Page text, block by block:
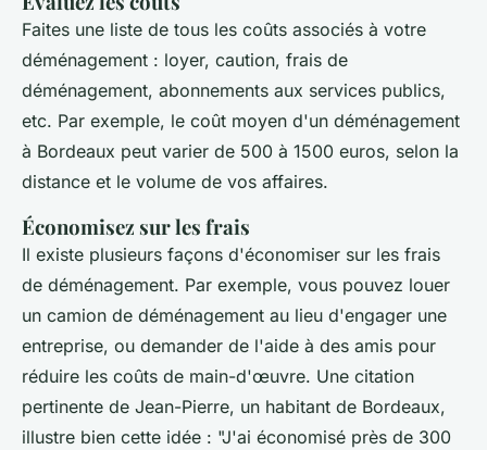
Faites une liste de tous les coûts associés à votre
déménagement : loyer, caution, frais de
déménagement, abonnements aux services publics,
etc. Par exemple, le coût moyen d'un déménagement
à Bordeaux peut varier de 500 à 1500 euros, selon la
distance et le volume de vos affaires.
Économisez sur les frais
Il existe plusieurs façons d'économiser sur les frais
de déménagement. Par exemple, vous pouvez louer
un camion de déménagement au lieu d'engager une
entreprise, ou demander de l'aide à des amis pour
réduire les coûts de main-d'œuvre. Une citation
pertinente de Jean-Pierre, un habitant de Bordeaux,
illustre bien cette idée : "J'ai économisé près de 300